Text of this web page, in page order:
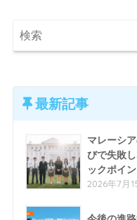
最新記事
マレーシ
びで失敗
ックポイ
2026年7月